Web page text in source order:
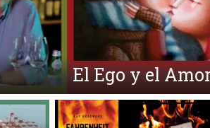
Extendidos